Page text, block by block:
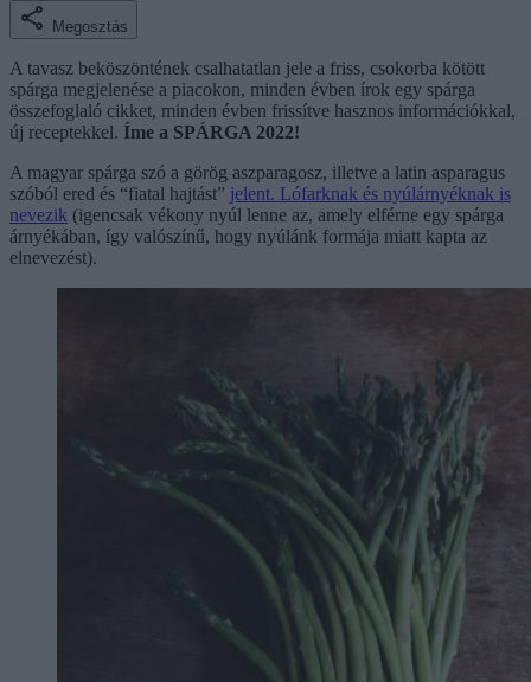
Megosztás
A tavasz beköszöntének csalhatatlan jele a friss, csokorba kötött
spárga megjelenése a piacokon, minden évben írok egy spárga
összefoglaló cikket, minden évben frissítve hasznos információkkal,
új receptekkel. Íme a SPÁRGA 2022!
A magyar spárga szó a görög aszparagosz, illetve a latin asparagus
szóból ered és “fiatal hajtást” jelent. Lófarknak és nyúlárnyéknak is
nevezik (igencsak vékony nyúl lenne az, amely elférne egy spárga
árnyékában, így valószínű, hogy nyúlánk formája miatt kapta az
elnevezést).